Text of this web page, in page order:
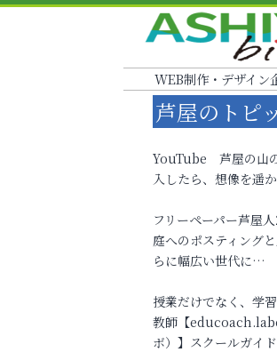
WEB制作・デザイン
芦屋のトピ
YouTube 芦屋の山
入したら、想像を遥
フリーペーパー芦屋
庭へのポスティング
らに幅広い世代に…
授業だけでなく、学
教師【
ボ）】スクールガイ